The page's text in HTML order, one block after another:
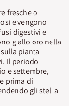
fresche o
e vengono
digestivi e
giallo oro nella
pianta
Il periodo
e settembre,
prima di
gli steli a